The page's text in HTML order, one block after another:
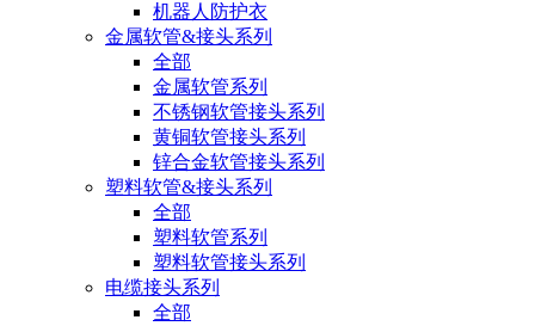
机器人防护衣
金属软管&接头系列
全部
金属软管系列
不锈钢软管接头系列
黄铜软管接头系列
锌合金软管接头系列
塑料软管&接头系列
全部
塑料软管系列
塑料软管接头系列
电缆接头系列
全部